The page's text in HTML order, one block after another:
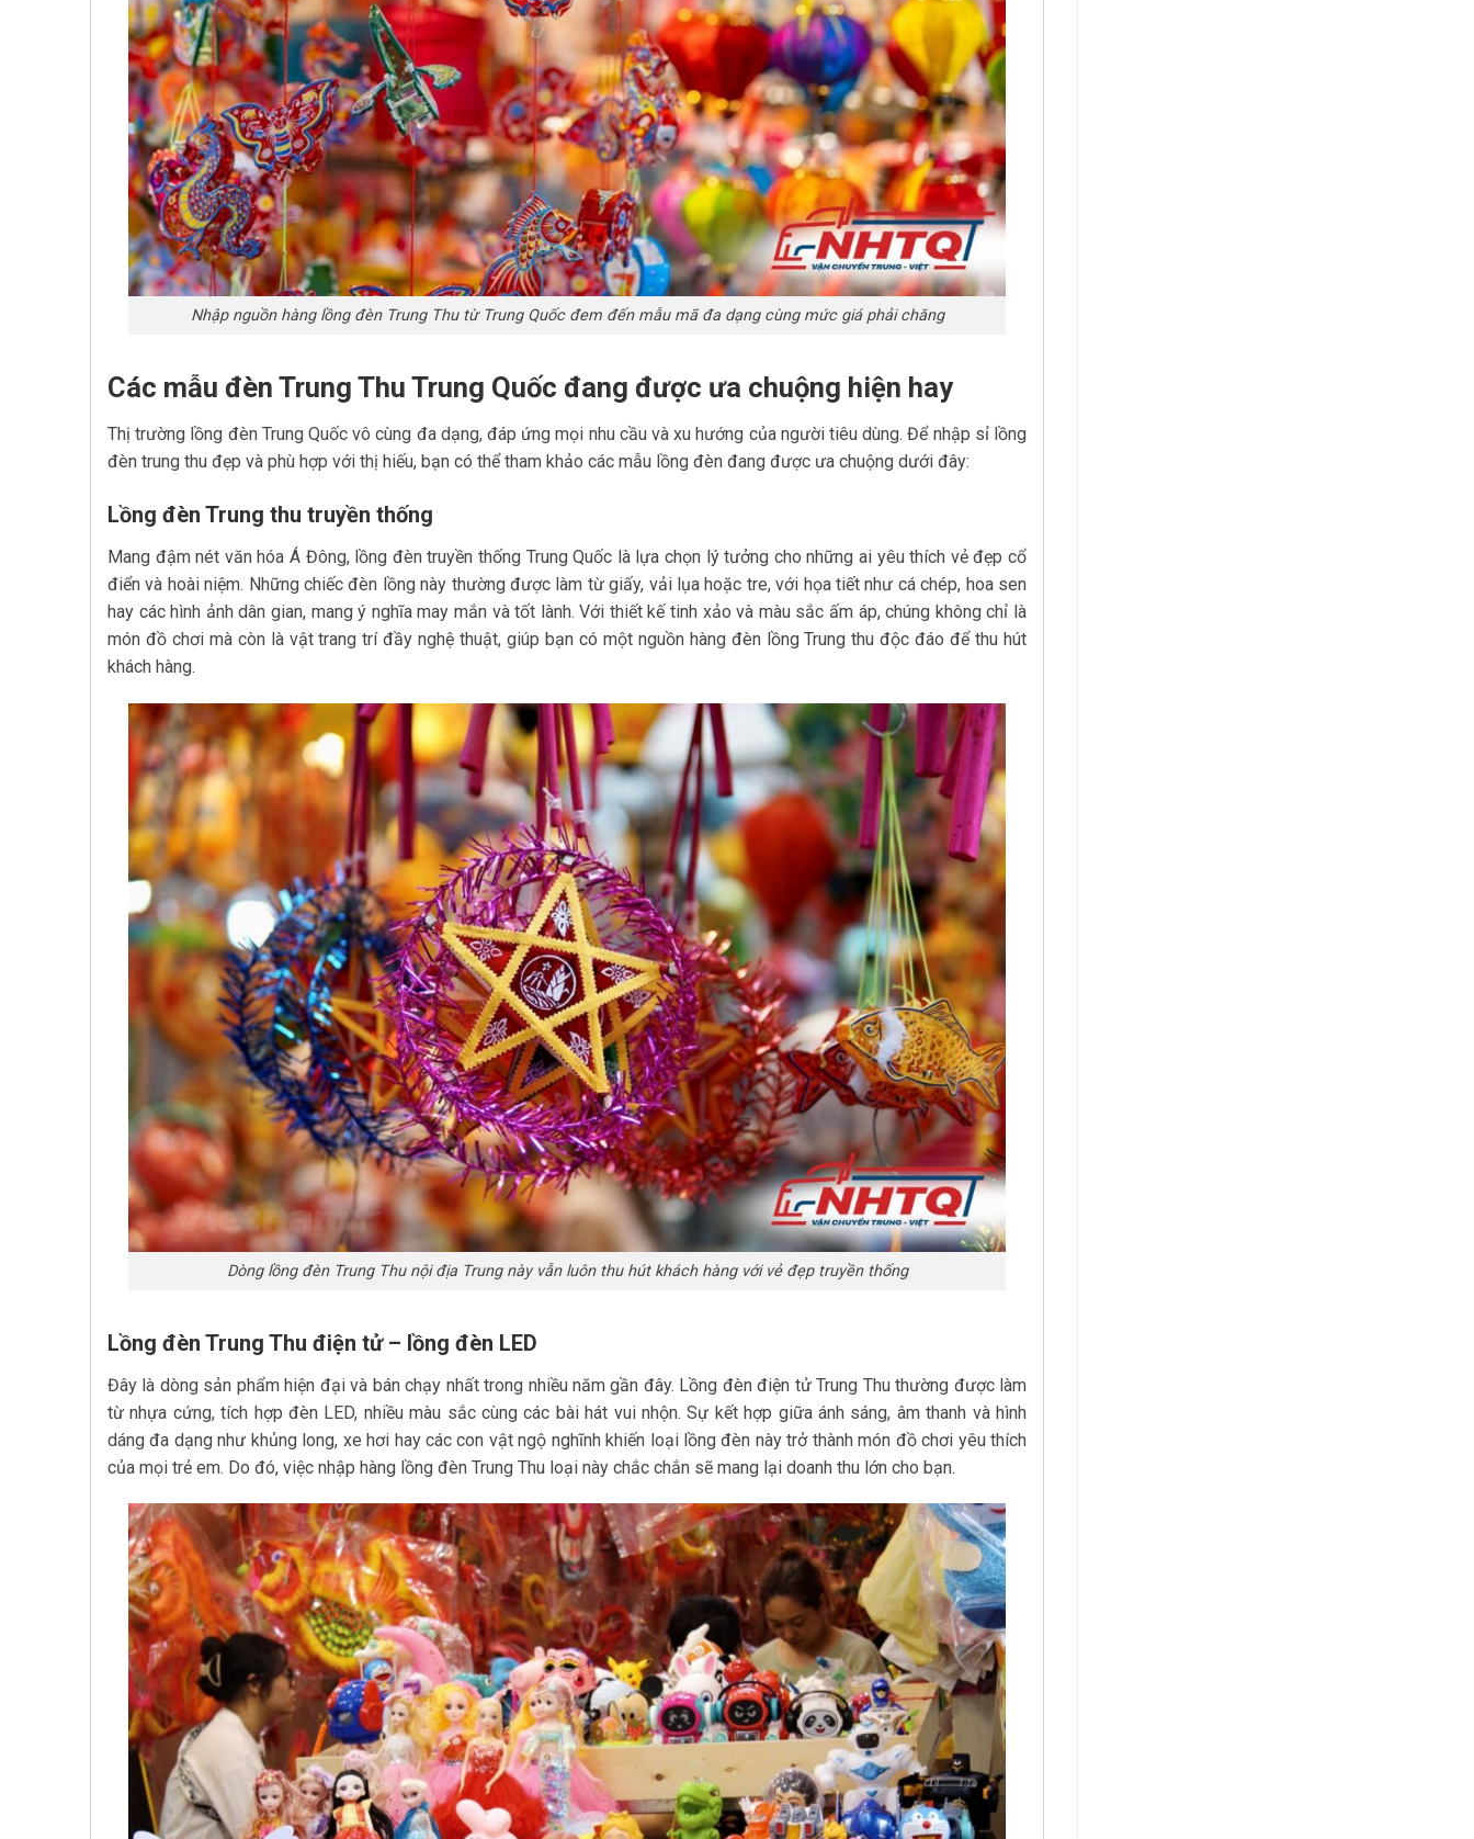
Nhập nguồn hàng lồng đèn Trung Thu từ Trung Quốc đem đến mẫu mã đa dạng cùng mức giá phải chăng
Các mẫu đèn Trung Thu Trung Quốc đang được ưa chuộng hiện hay
Thị trường lồng đèn Trung Quốc vô cùng đa dạng, đáp ứng mọi nhu cầu và xu hướng của người tiêu dùng. Để nhập sỉ lồng
đèn trung thu đẹp và phù hợp với thị hiếu, bạn có thể tham khảo các mẫu lồng đèn đang được ưa chuộng dưới đây:
Lồng đèn Trung thu truyền thống
Mang đậm nét văn hóa Á Đông, lồng đèn truyền thống Trung Quốc là lựa chọn lý tưởng cho những ai yêu thích vẻ đẹp cổ
điển và hoài niệm. Những chiếc đèn lồng này thường được làm từ giấy, vải lụa hoặc tre, với họa tiết như cá chép, hoa sen
hay các hình ảnh dân gian, mang ý nghĩa may mắn và tốt lành. Với thiết kế tinh xảo và màu sắc ấm áp, chúng không chỉ là
món đồ chơi mà còn là vật trang trí đầy nghệ thuật, giúp bạn có một nguồn hàng đèn lồng Trung thu độc đáo để thu hút
khách hàng.
Dòng lồng đèn Trung Thu nội địa Trung này vẫn luôn thu hút khách hàng với vẻ đẹp truyền thống
Lồng đèn Trung Thu điện tử – lồng đèn LED
Đây là dòng sản phẩm hiện đại và bán chạy nhất trong nhiều năm gần đây. Lồng đèn điện tử Trung Thu thường được làm
từ nhựa cứng, tích hợp đèn LED, nhiều màu sắc cùng các bài hát vui nhộn. Sự kết hợp giữa ánh sáng, âm thanh và hình
dáng đa dạng như khủng long, xe hơi hay các con vật ngộ nghĩnh khiến loại lồng đèn này trở thành món đồ chơi yêu thích
của mọi trẻ em. Do đó, việc nhập hàng lồng đèn Trung Thu loại này chắc chắn sẽ mang lại doanh thu lớn cho bạn.